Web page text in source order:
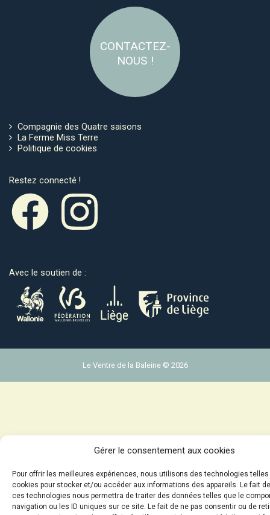
Gérer le consentement aux cookies
Pour offrir les meilleures expériences, nous utilisons des technologies
cookies pour stocker et/ou accéder aux informations des appareils. Le fait
ces technologies nous permettra de traiter des données telles que le
navigation ou les ID uniques sur ce site. Le fait de ne pas consentir ou de
CONTACTEZ-
NOUS !
Compagnie des Quatre saisons
La Ferme Miss Terre
Politique de cookies
Restez connecté !
Avec le soutien de :
Le Ventre de la Baleine © 2026